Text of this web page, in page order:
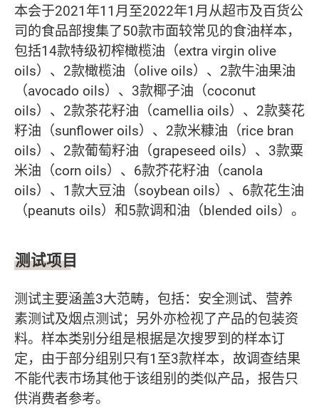
本会于2021年11月至2022年1月从超市及百货公
司的食品部搜集了50款市面较常见的食油样本，
包括14款特级初榨橄榄油（extra virgin olive
oils）、2款橄榄油（olive oils）、2款牛油果油
（avocado oils）、3款椰子油（coconut
oils）、2款茶花籽油（camellia oils）、2款葵花
籽油（sunflower oils）、2款米糠油（rice bran
oils）、2款葡萄籽油（grapeseed oils）、3款粟
米油（corn oils）、6款芥花籽油（canola
oils）、1款大豆油（soybean oils）、6款花生油
（peanuts oils）和5款调和油（blended oils）。
测试项目
测试主要涵盖3大范畴，包括：安全测试、营养
素测试及烟点测试；另外亦检视了产品的包装资
料。样本类别分组是根据是次搜罗到的样本订
定，由于部分组别只有1至3款样本，故调查结果
不能代表市场其他于该组别的类似产品，报告只
供消费者参考。